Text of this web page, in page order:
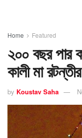
Home Featured
২০০ বছর পার
কালী মা রটন্তীর
by Koustav Saha